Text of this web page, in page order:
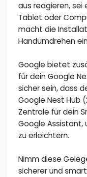
aus reagieren, sei
Tablet oder
macht die
Handumdrehen
Google bietet
für dein Google
sicher sein, dass
Google Nest Hub
Zentrale für dein
Google Assistant,
zu erleichtern.
Nimm diese
sicherer und